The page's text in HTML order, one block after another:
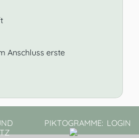
Anschluss erste
PIKTOGRAMME: LOGIN